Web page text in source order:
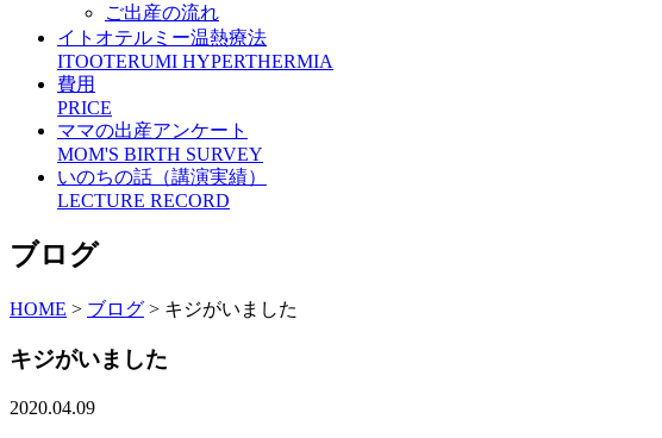
ご出産の流れ
イトオテルミー温熱療法
ITOOTERUMI HYPERTHERMIA
費用
PRICE
ママの出産アンケート
MOM'S BIRTH SURVEY
いのちの話（講演実績）
LECTURE RECORD
ブログ
HOME > ブログ > キジがいました
キジがいました
2020.04.09